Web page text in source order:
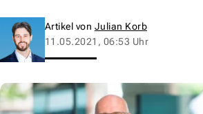
Artikel von Julian Korb
11.05.2021, 06:53 Uhr